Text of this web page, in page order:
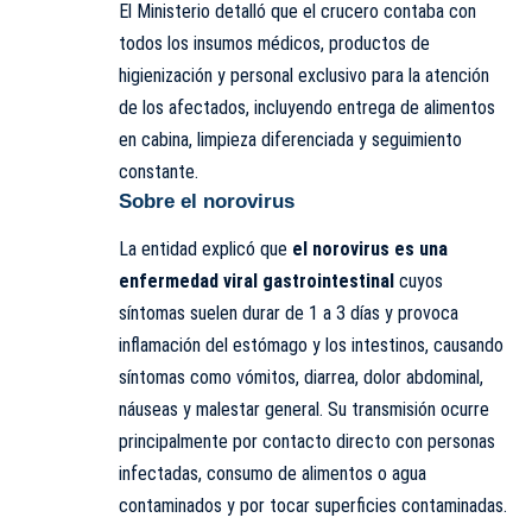
El Ministerio detalló que el crucero contaba con
todos los insumos médicos, productos de
higienización y personal exclusivo para la atención
de los afectados, incluyendo entrega de alimentos
en cabina, limpieza diferenciada y seguimiento
constante.
Sobre el norovirus
La entidad explicó que el norovirus es una
enfermedad viral gastrointestinal cuyos
síntomas suelen durar de 1 a 3 días y provoca
inflamación del estómago y los intestinos, causando
síntomas como vómitos, diarrea, dolor abdominal,
náuseas y malestar general. Su transmisión ocurre
principalmente por contacto directo con personas
infectadas, consumo de alimentos o agua
contaminados y por tocar superficies contaminadas.